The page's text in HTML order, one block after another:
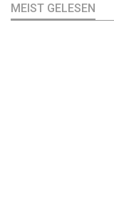
MEIST GELESEN